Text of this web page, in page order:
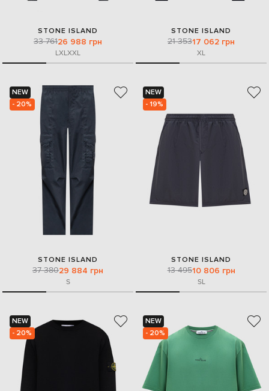
STONE ISLAND
33 76126 988 грн
LXLXXL
STONE ISLAND
21 35317 062 грн
XL
NEW
- 20%
STONE ISLAND
37 38029 884 грн
S
NEW
- 19%
STONE ISLAND
13 49510 806 грн
SL
NEW
- 20%
NEW
- 20%